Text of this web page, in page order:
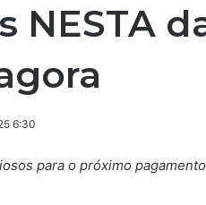
NESTA
6:30
para o próximo